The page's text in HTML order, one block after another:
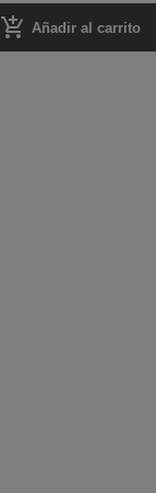
add_shopping_cart Añadir al carrito